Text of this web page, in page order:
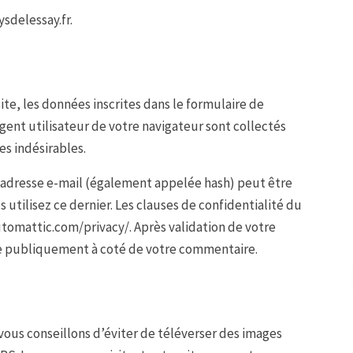
les données inscrites dans le formulaire de
utilisateur de votre navigateur sont collectés
indésirables.
e-mail (également appelée hash) peut être
utilisez ce dernier. Les clauses de confidentialité du
privacy/. Après validation de votre
à coté de votre commentaire.
conseillons d’éviter de téléverser des images